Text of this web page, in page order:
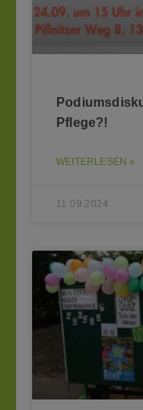
Pflege?!
WEITERLESEN »
11.09.2024